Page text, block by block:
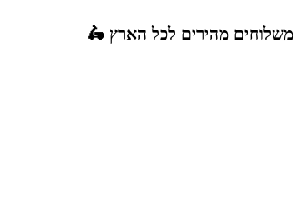
משלוחים מהירים לכל הארץ 🛵